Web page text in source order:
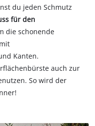
du jeden Schmutz
für den
die schonende
Kanten.
auch zur
So wird der